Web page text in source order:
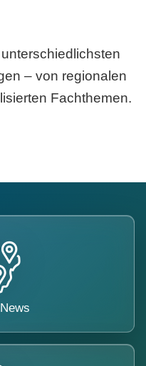
– von regionalen
Fachthemen.